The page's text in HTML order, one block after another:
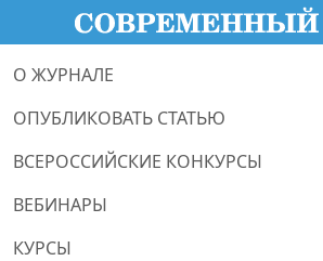
О ЖУРНАЛЕ
ОПУБЛИКОВАТЬ СТАТЬЮ
ВСЕРОССИЙСКИЕ КОНКУРСЫ
ВЕБИНАРЫ
КУРСЫ